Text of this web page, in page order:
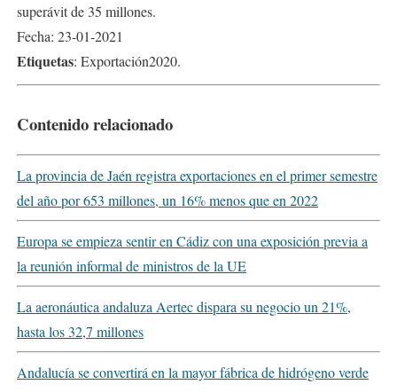
superávit de 35 millones.
Fecha: 23-01-2021
Etiquetas: Exportación2020.
Contenido relacionado
La provincia de Jaén registra exportaciones en el primer semestre
del año por 653 millones, un 16% menos que en 2022
Europa se empieza sentir en Cádiz con una exposición previa a
la reunión informal de ministros de la UE
La aeronáutica andaluza Aertec dispara su negocio un 21%,
hasta los 32,7 millones
Andalucía se convertirá en la mayor fábrica de hidrógeno verde